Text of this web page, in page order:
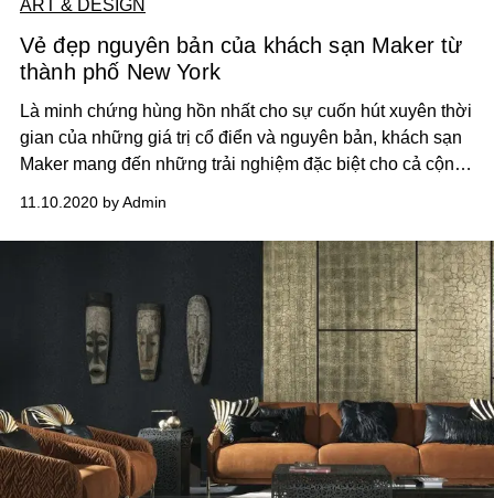
ART & DESIGN
Vẻ đẹp nguyên bản của khách sạn Maker từ
thành phố New York
Là minh chứng hùng hồn nhất cho sự cuốn hút xuyên thời
gian của những giá trị cổ điển và nguyên bản, khách sạn
Maker mang đến những trải nghiệm đặc biệt cho cả cộng
11.10.2020 by Admin